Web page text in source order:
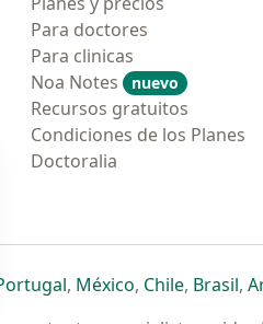
Para doctores
Para clinicas
Noa Notes
nuevo
Recursos gratuitos
Condiciones de los Planes
Doctoralia
una nueva pestaña
abre en una nueva pestaña
se abre en una nueva
, Méxicose abre en una
, Chilese abre
, Brasilse
,